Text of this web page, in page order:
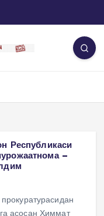
Республикаси
–
асосан Ҳиммат